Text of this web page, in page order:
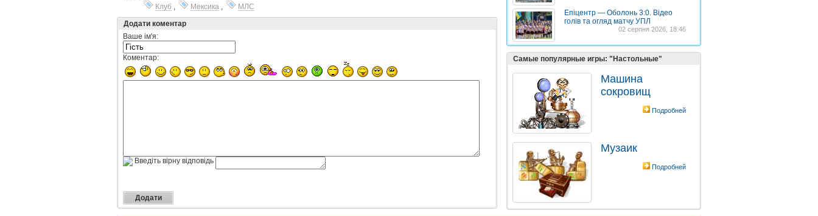
Клуб , Мексика ,
МЛС
Додати коментар
Ваше ім'я:
Коментар:
Введіть вірну відповідь
Епіцентр — Оболонь 3:0. Відео
голів та огляд матчу УПЛ
02 серпня 2026, 18:46
Самые популярные игры: "Настольные"
Машина
сокровищ
Подробней
Музаик
Подробней